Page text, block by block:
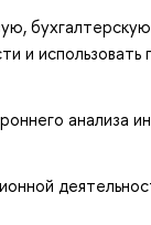
и использовать
анализа